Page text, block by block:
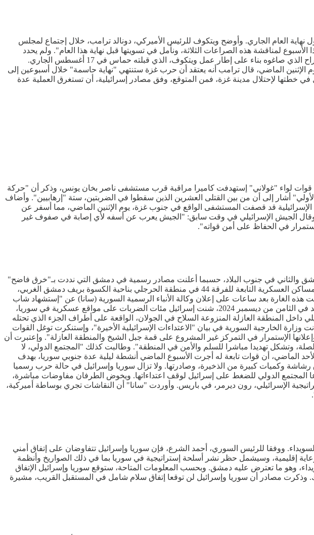
نهاية العام الجاري. وأوضح ويتكوف للرئيس الأميركي، دونالد ترامب، خلال إجتماع لمجلس
لمناقشة هذه الصراعات الثلاثة، ونأمل في تسويتها قبل نهاية هذا العام". ولم يحدد
ويتكوف طبيعة الإجتماع الذي أشار إليه بشأن حرب غزة. ولا يزال الوسطاء العرب ينتظرون رد إسرائيل على الإقتراح الذي صاغوه بناء على إطار عمل ويتكوف، الذي قبلته حماس في 17 أغسطس الجاري.
الإثنين الماضي، قال ترامب أنه يعتقد أن حرب غزة ستنتهي "نهاية حاسمة" خلال أسبوعين إلى
في خطتها لإحتلال مدينة غزة، فمن المتوقع، وفق مصادر إسرائيلية، أن تستغرق العملية عدة
أن قوات لواء "غولاني" إستهدفت كاميرا مراقبة قرب مستشفى ناصر بخان يونس، وذكر أن "حركة
أشار إلى أن من بين القتلى العشرين الذين سقطوا في الضربتين، ستة "إرهابيين". وأضاف
الإسرائيلية قد قصفت المستشفى الواقع في جنوب غزة، يوم الإثنين الماضي، مما أسفر عن
وقال الجيش الإسرائيلي في وقت سابق: "الجيش يعرب عن أسفه لأي إصابة في صفوف غير
في الحفاظ على أمن قواته".
قرب دمشق والثاني في جنوب البلاد، حسبما أعلنت مصادر رسمية في دمشق التي نددت بـ"خرق فاضح"
للقانون الدولي. وقال مسؤول في وزارة الدفاع السورية لـ"فرانس برس"، أن "مسيرة إسرائيلية إستهدفت أحد المساكن العسكرية التابعة للفرقة 44 في منطقة الحرجلي بناحية الكسوة بريف دمشق الغربي،
3 ضحايا من عناصر الفرقة". ولاحقا أعلنت قناة الإخبارية السورية أن عدد القتلى الجنود بلغ 6. وأتت هذه الغارة بعد ساعات على إعلان وكالة الأنباء الرسمية السورية (سانا) عن "إستشهاد شاب
من جراء قصف الإحتلال الإسرائيلي منزلا في قرية طرنجة بريف القنيطرة الشمالي". ومنذ إطاحة حكم بشار الأسد في الثامن من ديسمبر 2024، شنت إسرائيل مئات الضربات على مواقع عسكرية في سوريا،
المنطقة العازلة المنزوعة السلاح في الجولان، الواقعة على أطراف الجزء الذي تحتله
الخارجية السورية في بيان "الاعتداءات الإسرائيلية الأخيرة"، وإستنكرت توغل القوات
الإستمرار في التمركز غير المشروع على قمة جبل الشيخ والمنطقة العازلة". وإعتبرت أن
وتشكل تهديدا مباشرا للسلم والأمن في المنطقة". وطالبت كذلك "المجتمع الدولي، لا
الماضي، أن قوات تابعة له أجرت الأسبوع الماضي أنشطة ليلية عدة جنوبي سوريا، بهدف
وكميات كبيرة من الذخيرة، وصادرتها. ولا تزال سوريا وإسرائيل في حالة حرب رسميا
ودعا المجتمع الدولي للضغط على إسرائيل لوقف اعتداءاتها. ويخوض الطرفان مفاوضات مباشرة،
الإسرائيلي، رون ديرمر، في باريس. وأوردت "سانا" أن النقاشات تجري بوساطة أميركية،
ووفقا للرئيس السوري، أحمد الشرع، فإن سوريا وإسرائيل تتفاوضان على إتفاق أمني
القناة 12 الإسرائيلية سيكون بوساطة أميركية ورعاية إقليمية، وسيشمل حظر نشر أسلحة إستراتيجية في سوريا بما في ذلك الصواريخ وأنظمة
وهو ما تعترض عليه دمشق. وبحسب المعلومات المتاحة، ستوقع سوريا وإسرائيل الإتفاق
الشرع، في نيويورك. وذكرت مصادر أن سوريا وإسرائيل لن توقعا إتفاق سلام شامل في المستقبل القريب، مشيرة